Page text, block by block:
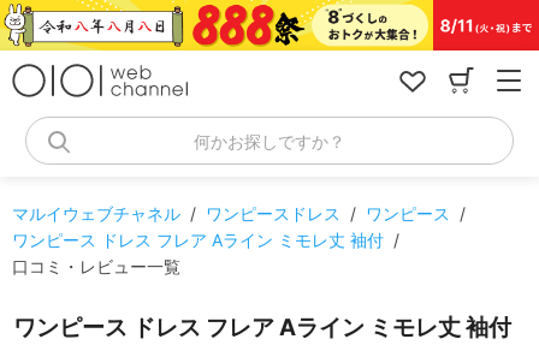
コ
ン
何かお探しですか？
マルイウェブチャネル / ワンピースドレス / ワンピース
/
ワンピース ドレス フレア Aライン ミモレ丈 袖付 /
口コミ・レビュー一覧
ワンピース ドレス フレア Aライン ミモレ丈 袖付